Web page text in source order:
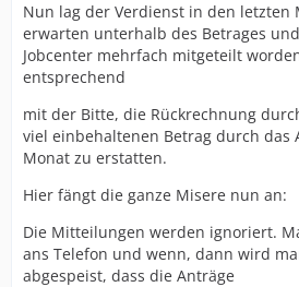
Nun lag der Verdienst in den letzten
erwarten unterhalb des Betrages
Jobcenter mehrfach mitgeteilt
entsprechend
mit der Bitte, die Rückrechnung
viel einbehaltenen Betrag durch das
Monat zu erstatten.
Hier fängt die ganze Misere nun an:
Die Mitteilungen werden ignoriert.
ans Telefon und wenn, dann wird
abgespeist, dass die Anträge